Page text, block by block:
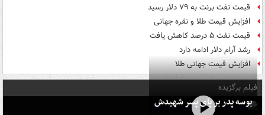
قیمت نفت برنت به ۷۹ دلار رسید
افزایش قیمت طلا و نقره جهانی
قیمت نفت ۵ درصد کاهش یافت
رشد آرام دلار ادامه دارد
افزایش قیمت جهانی طلا
فیلم برگزیده
بوسه‌ پدر بر پای پسر شهیدش